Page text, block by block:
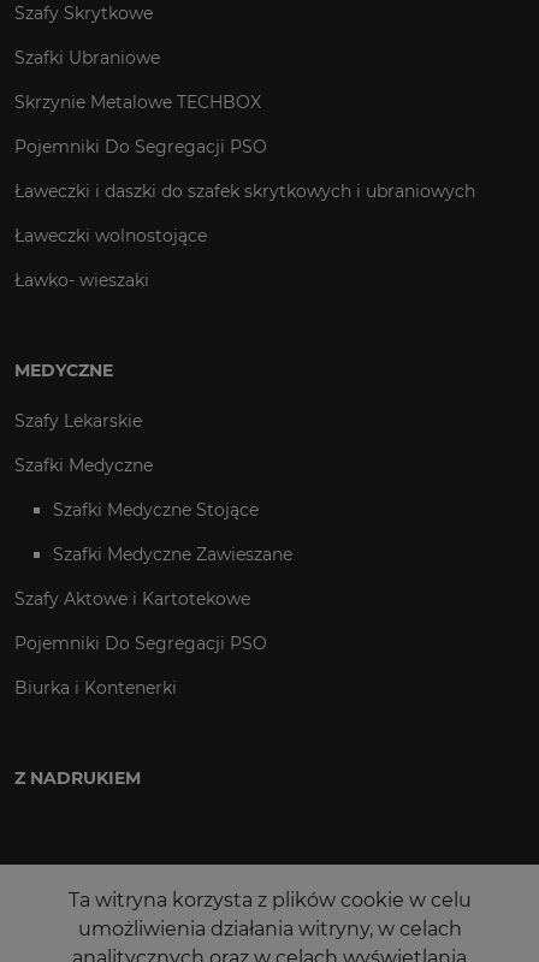
Szafy Skrytkowe
Szafki Ubraniowe
Skrzynie Metalowe TECHBOX
Pojemniki Do Segregacji PSO
Ławeczki i daszki do szafek skrytkowych i ubraniowych
Ławeczki wolnostojące
Ławko- wieszaki
MEDYCZNE
Szafy Lekarskie
Szafki Medyczne
Szafki Medyczne Stojące
Szafki Medyczne Zawieszane
Szafy Aktowe i Kartotekowe
Pojemniki Do Segregacji PSO
Biurka i Kontenerki
Z NADRUKIEM
Ta witryna korzysta z plików cookie w celu
umożliwienia działania witryny, w celach